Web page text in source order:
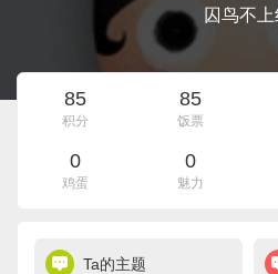
囚鸟不
85
积分
85
饭票
0
鸡蛋
0
魅力
Ta的主题